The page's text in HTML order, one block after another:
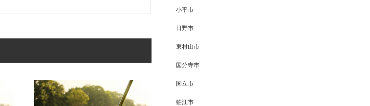
小平市
日野市
東村山市
国分寺市
国立市
狛江市